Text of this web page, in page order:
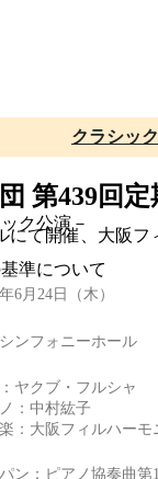
ク公演－
準について
クラシッ
第439回定
にて開催、大阪
6月24日（木）
ンフォニーホール
ヤクブ・フルシャ
：中村紘子
： 大阪フィルハーモ
ン：ピアノ協奏曲第